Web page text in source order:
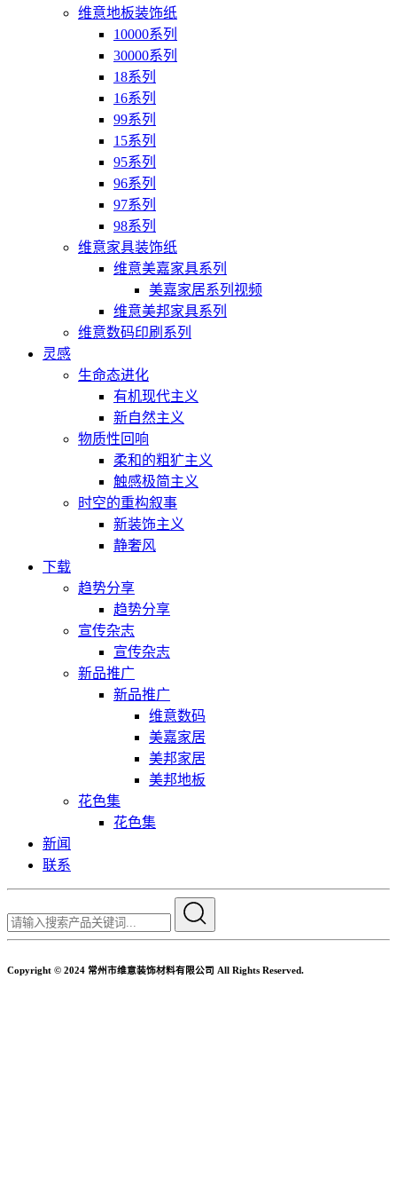
维意地板装饰纸
10000系列
30000系列
18系列
16系列
99系列
15系列
95系列
96系列
97系列
98系列
维意家具装饰纸
维意美嘉家具系列
美嘉家居系列视频
维意美邦家具系列
维意数码印刷系列
灵感
生命态进化
有机现代主义
新自然主义
物质性回响
柔和的粗犷主义
触感极简主义
时空的重构叙事
新装饰主义
静奢风
下载
趋势分享
趋势分享
宣传杂志
宣传杂志
新品推广
新品推广
维意数码
美嘉家居
美邦家居
美邦地板
花色集
花色集
新闻
联系
Copyright © 2024 常州市维意装饰材料有限公司 All Rights Reserved.